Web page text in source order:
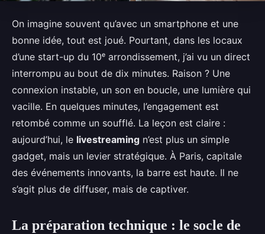
On imagine souvent qu’avec un smartphone et une
bonne idée, tout est joué. Pourtant, dans les locaux
d’une start-up du 10ᵉ arrondissement, j’ai vu un direct
interrompu au bout de dix minutes. Raison ? Une
connexion instable, un son en boucle, une lumière qui
vacille. En quelques minutes, l’engagement est
retombé comme un soufflé. La leçon est claire :
aujourd’hui, le livestreaming n’est plus un simple
gadget, mais un levier stratégique. À Paris, capitale
des événements innovants, la barre est haute. Il ne
s’agit plus de diffuser, mais de captiver.
La préparation technique : le socle de